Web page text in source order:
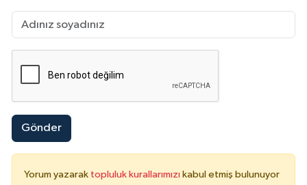
Gönder
Yorum yazarak topluluk kurallarımızı kabul etmiş bulunuyor